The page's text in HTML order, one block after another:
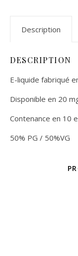
Description
DESCRIPTION
E-liquide fabriqué
Disponible en 20
Contenance en 10
50% PG / 50%VG